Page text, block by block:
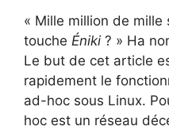
« Mille million de
touche Éniki ? » Ha
Le but de cet article
rapidement le
ad-hoc sous Linux.
hoc est un réseau